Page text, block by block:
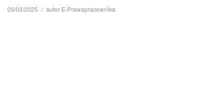
03/03/2025 autor E-Prawapracownika